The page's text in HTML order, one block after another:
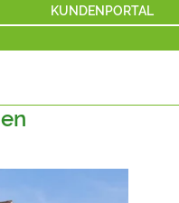
KUNDENPORTAL